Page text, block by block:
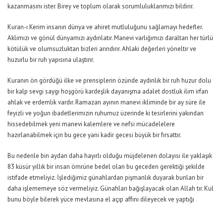
kazanmasını ister. Birey ve toplum olarak sorumluluklarımızı bildirir.
Kuran-ı Kerim insanın dünya ve ahiret mutluluğunu sağlamayı hedefler.
Aklımızı ve gönül dünyamızı aydınlatır. Manevi varlığımızı daraltan her türlü
kötülük ve olumsuzluktan bizleri arındırır. Ahlaki değerleri yöneltir ve
huzurlu bir ruh yapısına ulaştırır.
Kuranın ön gördüğü ilke ve prensiplerin özünde aydınlık bir ruh huzur dolu
bir kalp sevgi saygı hoşgörü kardeşlik dayanışma adalet dostluk ilim irfan
ahlak ve erdemlik vardır. Ramazan ayının manevi ikliminde bir ay süre ile
feyizli ve yoğun ibadetlerimizin ruhumuz üzerinde ki tesirlerini yakından
hissedebilmek yeni manevi kalemlere ve nefsi mücadelelere
hazırlanabilmek için bu gece yani kadir gecesi büyük bir fırsattır.
Bu nedenle bin aydan daha hayırlı olduğu müjdelenen dolayısı ile yaklaşık
83 küsür yıllık bir insan ömrüne bedel olan bu geceden gerektiği şekilde
istifade etmeliyiz. İşlediğimiz günahlardan pişmanlık duyarak bunları bir
daha işlememeye söz vermeliyiz. Günahları bağışlayacak olan Allah tır. Kul
bunu böyle bilerek yüce mevlasına el açıp affını dileyecek ve yaptığı